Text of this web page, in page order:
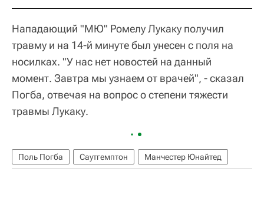
Нападающий "МЮ" Ромелу Лукаку получил
травму и на 14-й минуте был унесен с поля на
носилках. "У нас нет новостей на данный
момент. Завтра мы узнаем от врачей", - сказал
Погба, отвечая на вопрос о степени тяжести
травмы Лукаку.
Поль Погба Саутгемптон Манчестер Юнайтед